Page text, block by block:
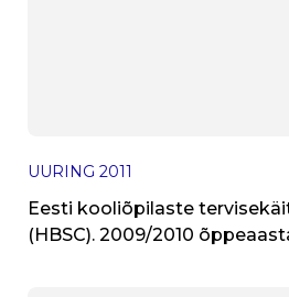
UURING 2011
Eesti kooliõpilaste
(HBSC). 2009/2010